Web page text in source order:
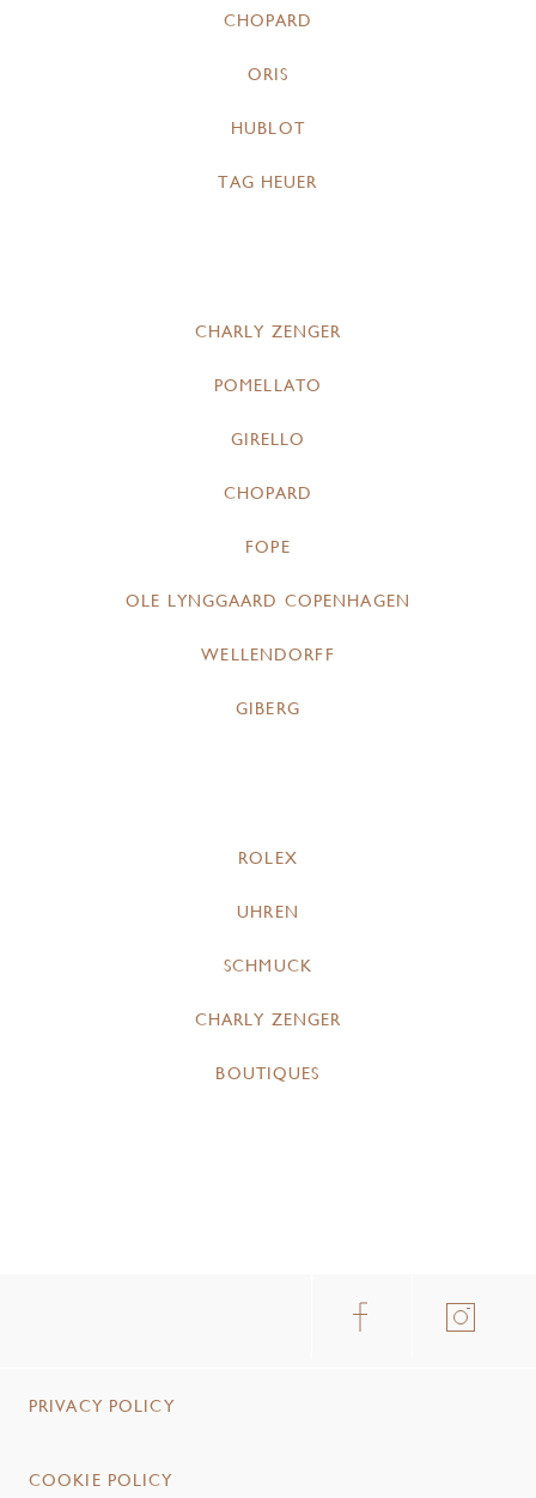
CHOPARD
ORIS
HUBLOT
TAG HEUER
CHARLY ZENGER
POMELLATO
GIRELLO
CHOPARD
FOPE
OLE LYNGGAARD COPENHAGEN
WELLENDORFF
GIBERG
ROLEX
UHREN
SCHMUCK
CHARLY ZENGER
BOUTIQUES
PRIVACY POLICY
COOKIE POLICY